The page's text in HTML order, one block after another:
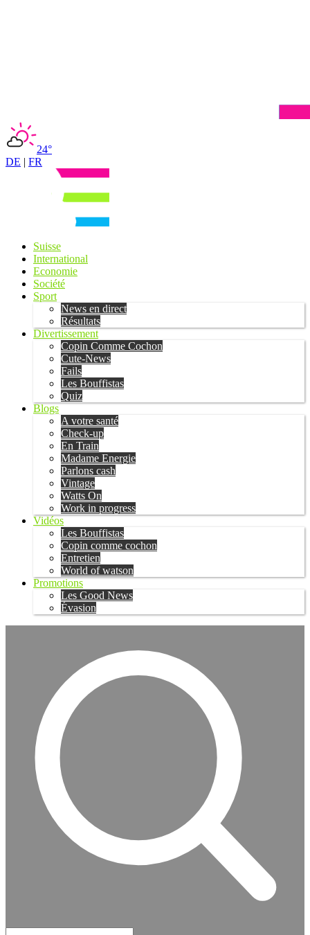
24°
DE | FR
Suisse
International
Economie
Société
Sport
News en direct
Résultats
Divertissement
Copin Comme Cochon
Cute-News
Fails
Les Bouffistas
Quiz
Blogs
A votre santé
Check-up
En Train
Madame Energie
Parlons cash
Vintage
Watts On
Work in progress
Vidéos
Les Bouffistas
Copin comme cochon
Entretien
World of watson
Promotions
Les Good News
Évasion